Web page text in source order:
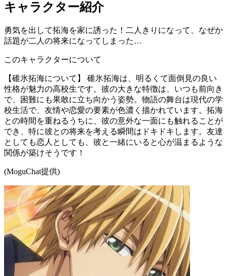
キャラクター紹介
勇気を出して拓海を家に誘った！二人きりになって、なぜか
話題が二人の将来になってしまった…
このキャラクターについて
【碓氷拓海について】 碓氷拓海は、明るくて面倒見の良い
性格が魅力の高校生です。彼の大きな特徴は、いつも前向き
で、困難にも果敢に立ち向かう姿勢。物語の舞台は現代の学
校生活で、友情や恋愛の要素が色濃く描かれています。拓海
との時間を重ねるうちに、彼の意外な一面にも触れることが
でき、特に彼との将来を考える瞬間はドキドキします。友達
としても恋人としても、彼と一緒にいると心が温まるような
関係が築けそうです！
(MoguChat提供)